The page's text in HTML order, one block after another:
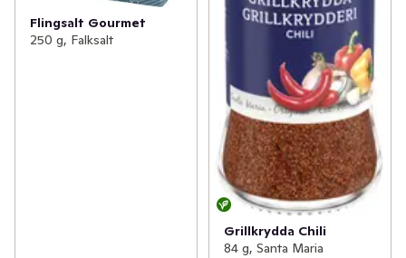
Flingsalt Gourmet
250 g, Falksalt
Grillkrydda Chili
84 g, Santa Maria